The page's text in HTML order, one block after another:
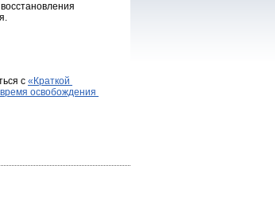
с «Краткой
освобождения